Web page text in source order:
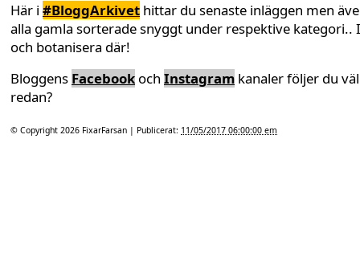
Här i #BloggArkivet hittar du senaste inläggen men
alla gamla sorterade snyggt under respektive kategori..
och botanisera där!
Bloggens Facebookoch Instagram kanaler följer du väl
redan?
© Copyright 2026 FixarFarsan | Publicerat: 11/05/2017 06:00:00 em